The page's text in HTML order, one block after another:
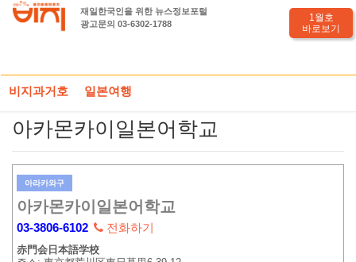
1월호
바로보기
재일한국인을 위한 뉴스정보포털
광고문의 03-6302-1788
비지과거호 일본여행
HOME 도쿄전화부 일본어학교
아카몬카이일본어학교
아라카와구
아카몬카이일본어학교
03-3806-6102 전화하기
赤門会日本語学校